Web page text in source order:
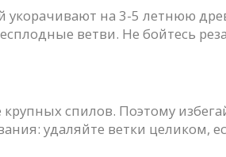
на 3-5 летнюю
ветви. Не бойтесь
спилов. Поэтому
удаляйте ветки целиком,